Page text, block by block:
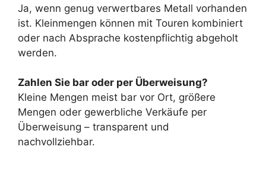
Ja, wenn genug verwertbares Metall vorhanden
ist. Kleinmengen können mit Touren kombiniert
oder nach Absprache kostenpflichtig abgeholt
werden.
Zahlen Sie bar oder per Überweisung?
Kleine Mengen meist bar vor Ort, größere
Mengen oder gewerbliche Verkäufe per
Überweisung – transparent und
nachvollziehbar.